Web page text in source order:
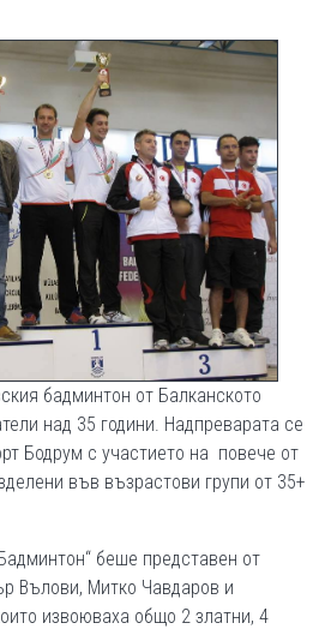
бадминтон от Балканското
над 35 години. Надпреварата се
Бодрум с участието на повече от
във възрастови групи от 35+
беше представен от
Вълови, Митко Чавдаров и
извоюваха общо 2 златни, 4